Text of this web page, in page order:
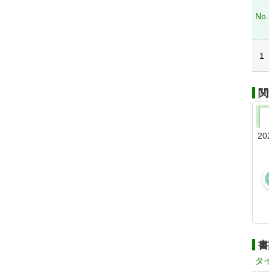
No.
1
タ